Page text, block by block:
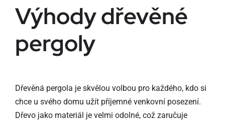
Výhody dřevěné
pergoly
Dřevěná pergola je skvělou volbou pro každého, kdo si
chce u svého domu užít příjemné venkovní posezení.
Dřevo jako materiál je velmi odolné, což zaručuje